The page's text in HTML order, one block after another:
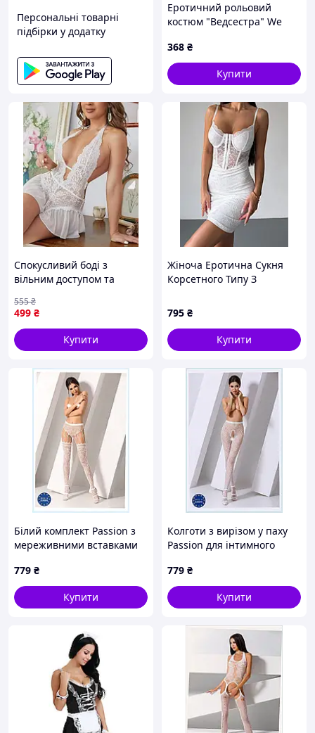
Персональні товарні
підбірки у додатку
Еротичний рольовий
костюм "Ведсестра" We
368 ₴
Купити
Спокусливий боді з
вільним доступом та
Білий
499 ₴
555₴
Купити
Жіноча Еротична Сукня
Корсетного Типу З
795 ₴
Купити
Білий комплект Passion з
мереживними вставками
779 ₴
Купити
Колготи з вирізом у паху
Passion для інтимного
779 ₴
Купити